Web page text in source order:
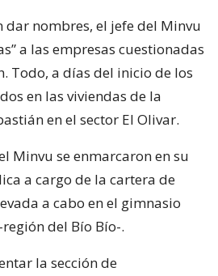
dar nombres, el jefe del Minvu
a las empresas cuestionadas
Todo, a días del inicio de los
en las viviendas de la
en el sector El Olivar.
Minvu se enmarcaron en su
a cargo de la cartera de
a cabo en el gimnasio
del Bío Bío-.
la sección de